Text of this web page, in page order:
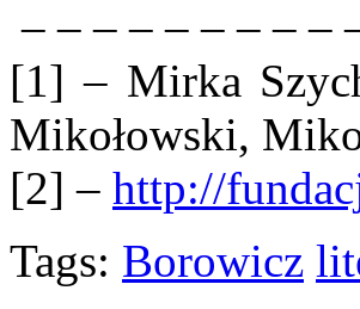
– – – – – – – – –
[1] – Mirka
Mikołowski,
[2] – http://
Tags: Borowicz